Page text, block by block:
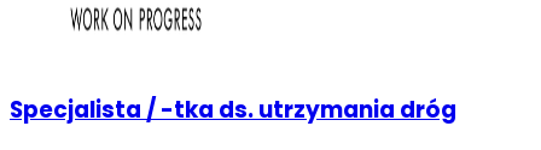
Specjalista / -tka ds. utrzymania dróg